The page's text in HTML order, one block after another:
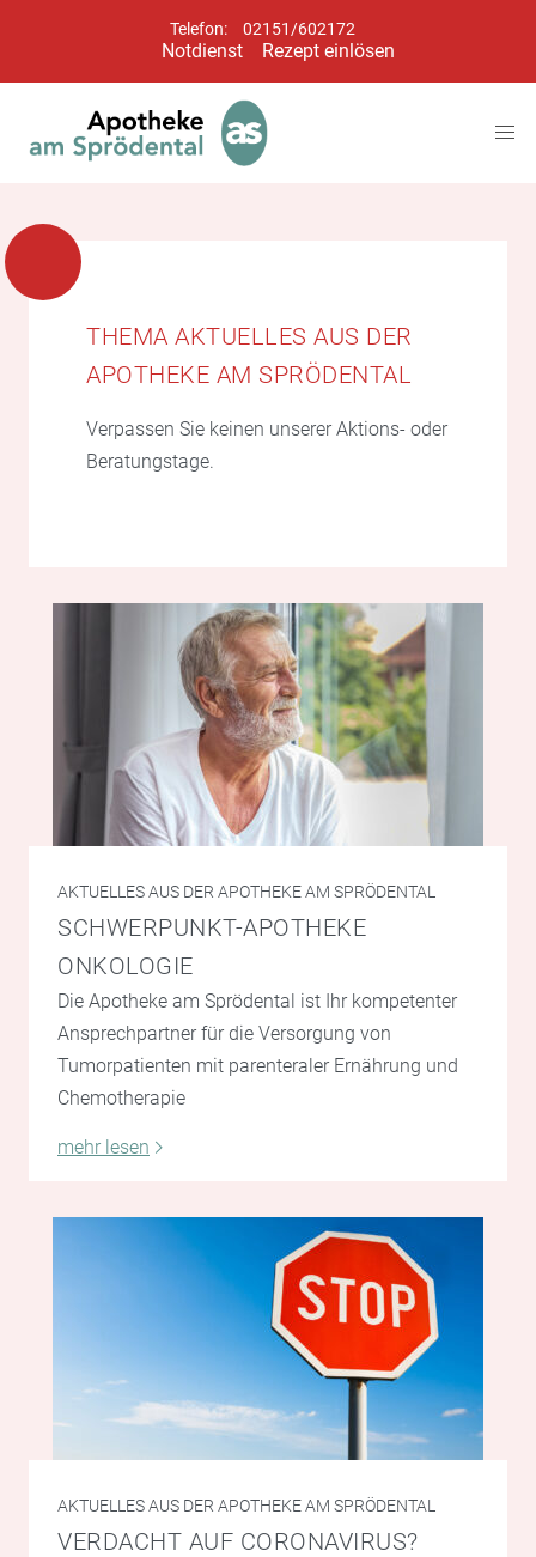
Telefon: 02151/602172
Notdienst Rezept einlösen
THEMA AKTUELLES AUS DER
APOTHEKE AM SPRÖDENTAL
Verpassen Sie keinen unserer Aktions- oder
Beratungstage.
AKTUELLES AUS DER APOTHEKE AM SPRÖDENTAL
SCHWERPUNKT-APOTHEKE
ONKOLOGIE
Die Apotheke am Sprödental ist Ihr kompetenter
Ansprechpartner für die Versorgung von
Tumorpatienten mit parenteraler Ernährung und
Chemotherapie
mehr lesen
AKTUELLES AUS DER APOTHEKE AM SPRÖDENTAL
VERDACHT AUF CORONAVIRUS?